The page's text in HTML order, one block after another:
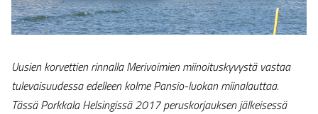
Uusien korvettien rinnalla Merivoimien miinoituskyvystä vastaa
tulevaisuudessa edelleen kolme Pansio-luokan miinalauttaa.
Tässä Porkkala Helsingissä 2017 peruskorjauksen jälkeisessä